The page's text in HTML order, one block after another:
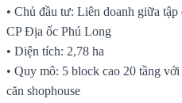
• Chủ đầu tư: Liên doanh giữa
CP Địa ốc Phú Long
• Diện tích: 2,78 ha
• Quy mô: 5 block cao 20 tầng
căn shophouse